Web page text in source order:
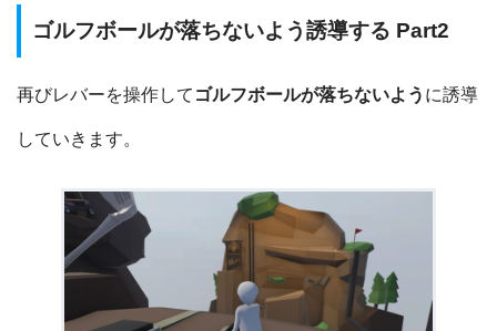
ゴルフボールが落ちないよう誘導する Part2
再びレバーを操作して ゴルフボールが落ちないよう に誘導
していきます。